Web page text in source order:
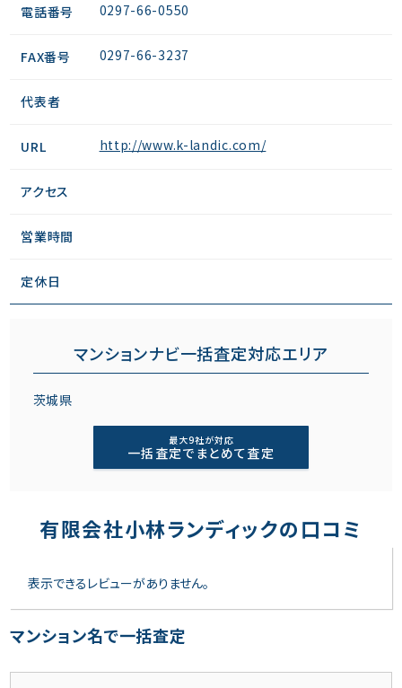
電話番号 0297-66-0550
FAX番号 0297-66-3237
代表者
URL http://www.k-landic.com/
アクセス
営業時間
定休日
マンションナビ一括査定対応エリア
茨城県
最大9社が対応
一括査定でまとめて査定
有限会社小林ランディックの口コミ
表示できるレビューがありません。
マンション名で一括査定